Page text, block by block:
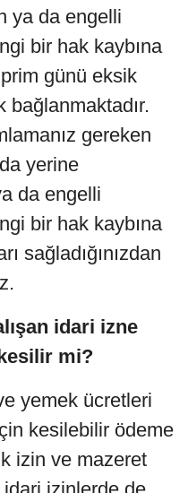
ya da engelli
bir hak kaybına
günü eksik
bağlanmaktadır.
gereken
yerine
da engelli
bir hak kaybına
sağladığınızdan
idari izne
mi?
yemek ücretleri
kesilebilir ödeme
izin ve mazeret